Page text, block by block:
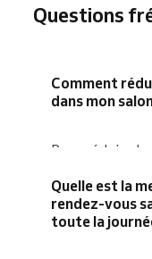
Questions
Comment
dans mon
Pour réduire
automatiques
prestations
Quelle est la
rendez-vous
toute la